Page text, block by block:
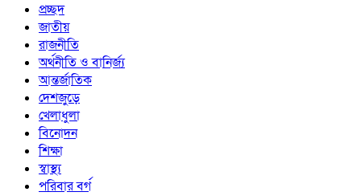
প্রচ্ছদ
জাতীয়
রাজনীতি
অর্থনীতি ও বানির্জ্য
আন্তর্জাতিক
দেশজুড়ে
খেলাধুলা
বিনোদন
শিক্ষা
স্বাস্থ্য
পরিবার বর্গ